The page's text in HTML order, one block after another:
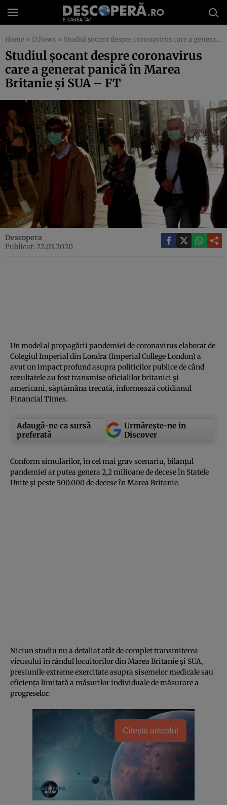
Home » D:News » Studiul şocant despre coronavirus care a generat panică în Marea Britanie şi SUA – FT
Studiul şocant despre coronavirus
care a generat panică în Marea
Britanie şi SUA – FT
Descopera
Publicat: 22.03.2020
Un model al propagării pandemiei de coronavirus elaborat de
Colegiul Imperial din Londra (Imperial College London) a
avut un impact profund asupra politicilor publice de când
rezultatele au fost transmise oficialilor britanici şi
americani, săptămâna trecută, informează cotidianul
Financial Times.
Adaugă-ne ca sursă
preferată
Urmărește-ne in
Discover
Conform simulărilor, în cel mai grav scenariu, bilanţul
pandemiei ar putea genera 2,2 milioane de decese în Statele
Unite şi peste 500.000 de decese în Marea Britanie.
Niciun studiu nu a detaliat atât de complet transmiterea
virusului în rândul locuitorilor din Marea Britanie şi SUA,
presiunile extreme exercitate asupra sisemelor medicale sau
eficienţa limitată a măsurilor individuale de măsurare a
progreselor.
Citește articolul